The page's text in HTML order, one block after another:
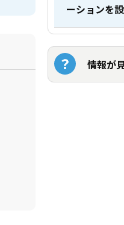
ーションを
情報が